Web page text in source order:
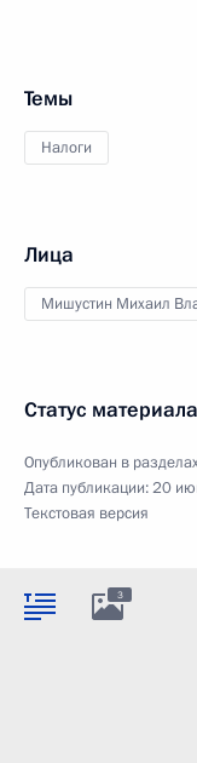
Темы
Налоги
Лица
Мишустин Михаил
Статус материала
Опубликован в
Дата публикации:20
Текстовая версия
3